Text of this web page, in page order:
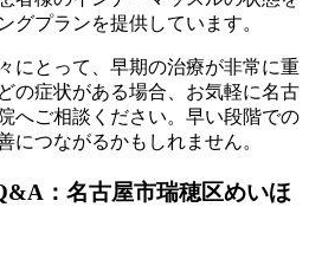
グプランを提供しています。
にとって、早期の治療が非常に重
の症状がある場合、お気軽に名古
へご相談ください。早い段階での
につながるかもしれません。
：名古屋市瑞穂区めいほ